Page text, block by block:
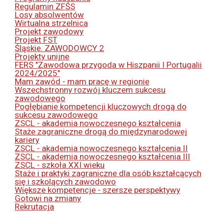
Regulamin ZFŚS
Losy absolwentów
Wirtualna strzelnica
Projekt zawodowy
Projekt FST
Śląskie. ZAWODOWCY 2
Projekty unijne
FERS "Zawodowa przygoda w Hiszpanii I Portugalii
2024/2025"
Mam zawód - mam pracę w regionie
Wszechstronny rozwój kluczem sukcesu
zawodowego
Pogłębianie kompetencji kluczowych drogą do
sukcesu zawodowego
ZSCL - akademia nowoczesnego kształcenia
Staże zagraniczne drogą do międzynarodowej
kariery
ZSCL - akademia nowoczesnego kształcenia II
ZSCL - akademia nowoczesnego kształcenia III
ZSCL - szkoła XXI wieku
Staże i praktyki zagraniczne dla osób kształcących
się i szkolących zawodowo
Większe kompetencje - szersze perspektywy
Gotowi na zmiany
Rekrutacja